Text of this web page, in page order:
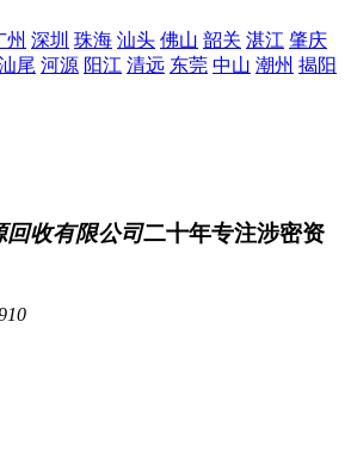
州 深圳 珠海 汕头 佛山 韶关 湛江 肇庆
尾 河源 阳江 清远 东莞 中山 潮州 揭阳
回收有限公司二十年专注涉密资